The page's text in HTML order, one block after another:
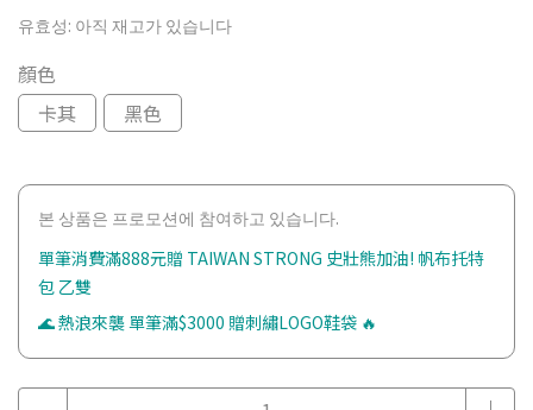
유효성: 아직 재고가 있습니다
顏色
卡其
黑色
본 상품은 프로모션에 참여하고 있습니다.
單筆消費滿888元贈 TAIWAN STRONG 史壯熊加油! 帆布托特
包 乙雙
🌊 熱浪來襲 單筆滿$3000 贈刺繡LOGO鞋袋 🔥